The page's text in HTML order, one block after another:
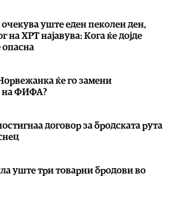
очекува уште еден пеколен ден,
на ХРТ најавува: Кога ќе дојде
опасна
ќе го замени
на ФИФА?
договор за бродската рута
уште три товарни бродови во